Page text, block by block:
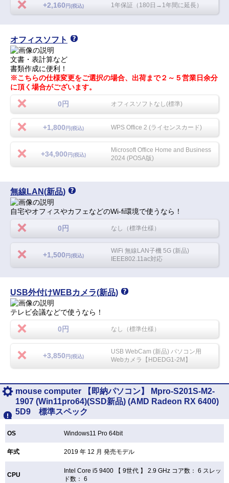
+2,160 円(税込) 1年保証（180日→1年間に延長）
オフィスソフト
文書・表計算など
書類作成に便利！
※こちらの仕様変更をご選択の場合、出荷まで２～５営業日余分
に頂く場合がございます。
0円 オフィスソフトなし(標準)
+1,800 円(税込) WPS Office 2 (ライセンスカード)
+34,900 円(税込)
Microsoft Office Home and Business
2024 (POSA版)
無線LAN(新品)
自宅やオフィスやカフェなどのWi-fi環境で使うなら！
0円 なし（標準仕様）
+1,500 円(税込)
WiFi 無線LAN子機 5G (新品)
IEEE802.11ac対応
USB外付けWEBカメラ(新品)
テレビ会議などで使うなら！
0円 なし（標準仕様）
+3,850 円(税込)
USB WebCam (新品) パソコン用
Webカメラ【HDEDG1-2M】
mouse computer 【即納パソコン】 Mpro-S201S-M2-
1907 (Win11pro64)(SSD新品) (AMD Radeon RX 6400)
5D9 標準スペック
OS Windows11 Pro 64bit
年式 2019 年 12 月 発売モデル
CPU
Intel Core i5 9400 【9世代 】 2.9 GHz コア数： 6 スレッ
ド数： 6